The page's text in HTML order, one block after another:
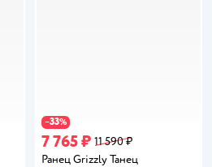
−33%
7 765 ₽ 11 590 ₽
Ранец Grizzly Танец